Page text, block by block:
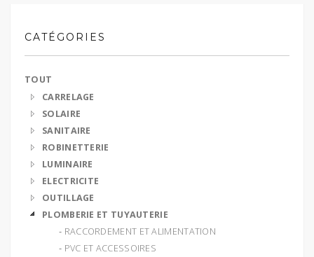
CATÉGORIES
TOUT
CARRELAGE
SOLAIRE
SANITAIRE
ROBINETTERIE
LUMINAIRE
ELECTRICITE
OUTILLAGE
PLOMBERIE ET TUYAUTERIE
‐ RACCORDEMENT ET ALIMENTATION
‐ PVC ET ACCESSOIRES